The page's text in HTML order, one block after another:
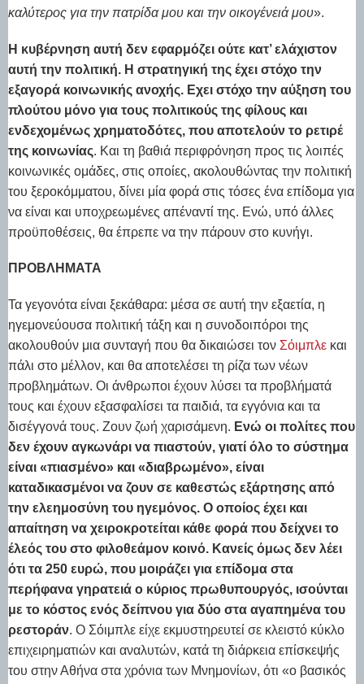
καλύτερος για την πατρίδα μου και την οικογένειά μου».
Η κυβέρνηση αυτή δεν εφαρμόζει ούτε κατ’ ελάχιστον
αυτή την πολιτική. Η στρατηγική της έχει στόχο την
εξαγορά κοινωνικής ανοχής. Εχει στόχο την αύξηση του
πλούτου μόνο για τους πολιτικούς της φίλους και
ενδεχομένως χρηματοδότες, που αποτελούν το ρετιρέ
της κοινωνίας. Και τη βαθιά περιφρόνηση προς τις λοιπές
κοινωνικές ομάδες, στις οποίες, ακολουθώντας την πολιτική
του ξεροκόμματου, δίνει μία φορά στις τόσες ένα επίδομα για
να είναι και υποχρεωμένες απέναντί της. Ενώ, υπό άλλες
προϋποθέσεις, θα έπρεπε να την πάρουν στο κυνήγι.
ΠΡΟΒΛΉΜΑΤΑ
Τα γεγονότα είναι ξεκάθαρα: μέσα σε αυτή την εξαετία, η
ηγεμονεύουσα πολιτική τάξη και η συνοδοιπόροι της
ακολουθούν μια συνταγή που θα δικαιώσει τον Σόιμπλε και
πάλι στο μέλλον, και θα αποτελέσει τη ρίζα των νέων
προβλημάτων. Οι άνθρωποι έχουν λύσει τα προβλήματά
τους και έχουν εξασφαλίσει τα παιδιά, τα εγγόνια και τα
δισέγγονά τους. Ζουν ζωή χαρισάμενη. Ενώ οι πολίτες που
δεν έχουν αγκωνάρι να πιαστούν, γιατί όλο το σύστημα
είναι «πιασμένο» και «διαβρωμένο», είναι
καταδικασμένοι να ζουν σε καθεστώς εξάρτησης από
την ελεημοσύνη του ηγεμόνος. Ο οποίος έχει και
απαίτηση να χειροκροτείται κάθε φορά που δείχνει το
έλεός του στο φιλοθεάμον κοινό. Κανείς όμως δεν λέει
ότι τα 250 ευρώ, που μοιράζει για επίδομα στα
περήφανα γηρατειά ο κύριος πρωθυπουργός, ισούνται
με το κόστος ενός δείπνου για δύο στα αγαπημένα του
ρεστοράν. Ο Σόιμπλε είχε εκμυστηρευτεί σε κλειστό κύκλο
επιχειρηματιών και αναλυτών, κατά τη διάρκεια επίσκεψής
του στην Αθήνα στα χρόνια των Μνημονίων, ότι «ο βασικός